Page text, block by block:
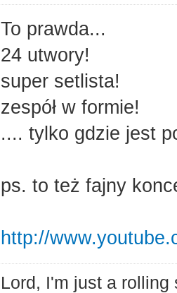
To prawda...
24 utwory!
super setlista!
zespół w formie!
.... tylko gdzie jest
ps. to też fajny
http://
Lord, I'm just a rolling